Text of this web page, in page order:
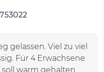
gelassen. Viel zu viel
Für 4 Erwachsene
soll warm gehalten